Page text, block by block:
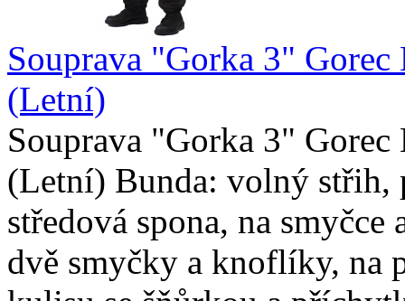
Souprava "Gorka 3"
(Letní)
Souprava "Gorka 3"
(Letní) Bunda: volný
středová spona, na
dvě smyčky a knoflíky, na